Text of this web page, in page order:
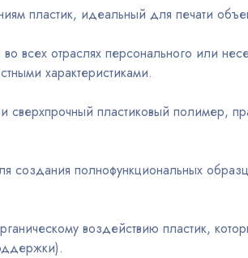
пластик, идеальный для печати
всех отраслях персонального или
характеристиками.
пластиковый полимер,
создания полнофункциональных
воздействию пластик,